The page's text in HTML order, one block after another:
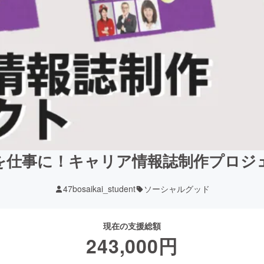
仕事に！キャリア情報誌制作プロジ
47bosaikai_student ソーシャルグッド
現在の支援総額
243,000円